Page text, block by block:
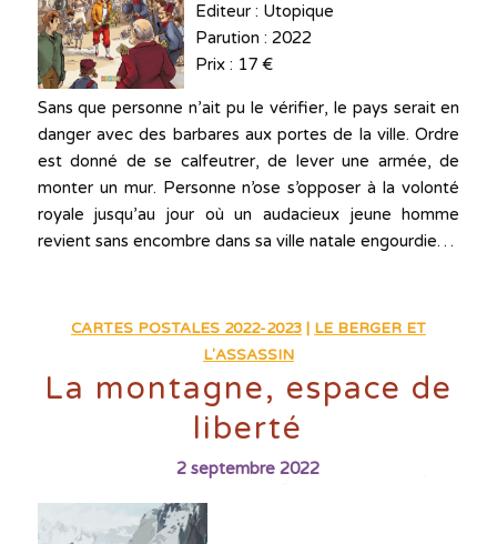
Editeur : Utopique
Parution : 2022
Prix : 17 €
Sans que personne n’ait pu le vérifier, le pays serait en
danger avec des barbares aux portes de la ville. Ordre
est donné de se calfeutrer, de lever une armée, de
monter un mur. Personne n’ose s’opposer à la volonté
royale jusqu’au jour où un audacieux jeune homme
revient sans encombre dans sa ville natale engourdie…
CARTES POSTALES 2022-2023| LE BERGER ET
L'ASSASSIN
La montagne, espace de
liberté
2 septembre 2022